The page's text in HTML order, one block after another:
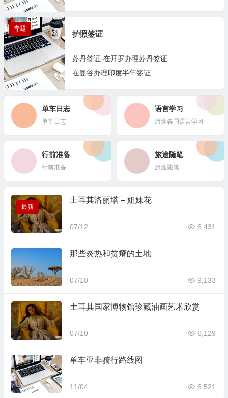
2篇
专题
2篇
护照签证
苏丹签证-在开罗办理苏丹签证
在曼谷办理印度半年签证
单车日志
单车日志
语言学习
旅途各国语言学习
行前准备
行前准备
旅途随笔
旅途随笔
最新
土耳其洛丽塔 – 姐妹花
07/12 6,431
那些炎热和贫瘠的土地
07/10 9,133
土耳其国家博物馆珍藏油画艺术欣赏
07/10 6,129
单车亚非骑行路线图
11/04 6,521